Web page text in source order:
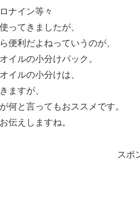
ナイン等々
ってきましたが、
便利だよねっていうのが、
イルの小分けパック。
イルの小分けは、
ますが、
何と言ってもおススメです。
伝えしますね。
スポ